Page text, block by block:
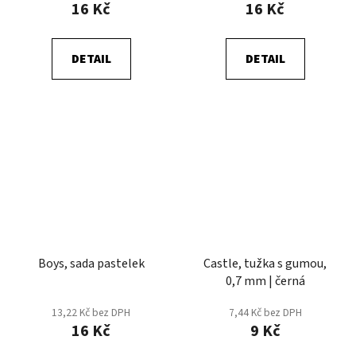
16 Kč
DETAIL
16 Kč
DETAIL
Boys, sada pastelek
13,22 Kč bez DPH
16 Kč
Castle, tužka s gumou,
0,7 mm | černá
7,44 Kč bez DPH
9 Kč